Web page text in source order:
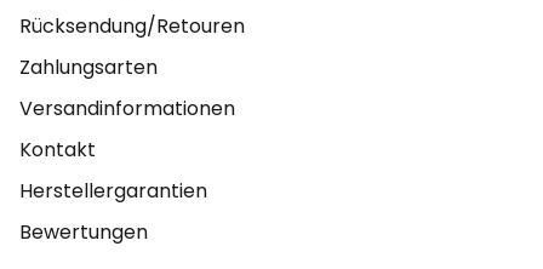
Rücksendung/Retouren
Zahlungsarten
Versandinformationen
Kontakt
Herstellergarantien
Bewertungen